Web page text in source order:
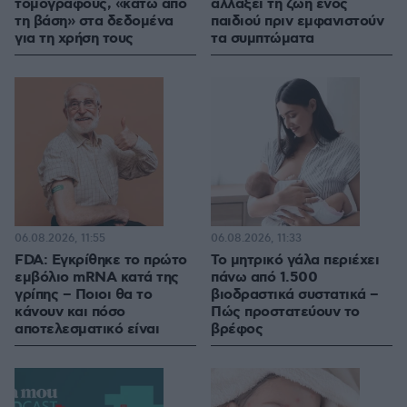
τομογράφους, «κάτω από
τη βάση» στα δεδομένα
για τη χρήση τους
αλλάξει τη ζωή ενός
παιδιού πριν εμφανιστούν
τα συμπτώματα
FDA: Εγκρίθηκε το πρώτο
εμβόλιο mRNA κατά της
γρίπης – Ποιοι θα το
κάνουν και πόσο
αποτελεσματικό είναι
06.08.2026, 11:55
Το μητρικό γάλα περιέχει
πάνω από 1.500
βιοδραστικά συστατικά –
Πώς προστατεύουν το
βρέφος
06.08.2026, 11:33